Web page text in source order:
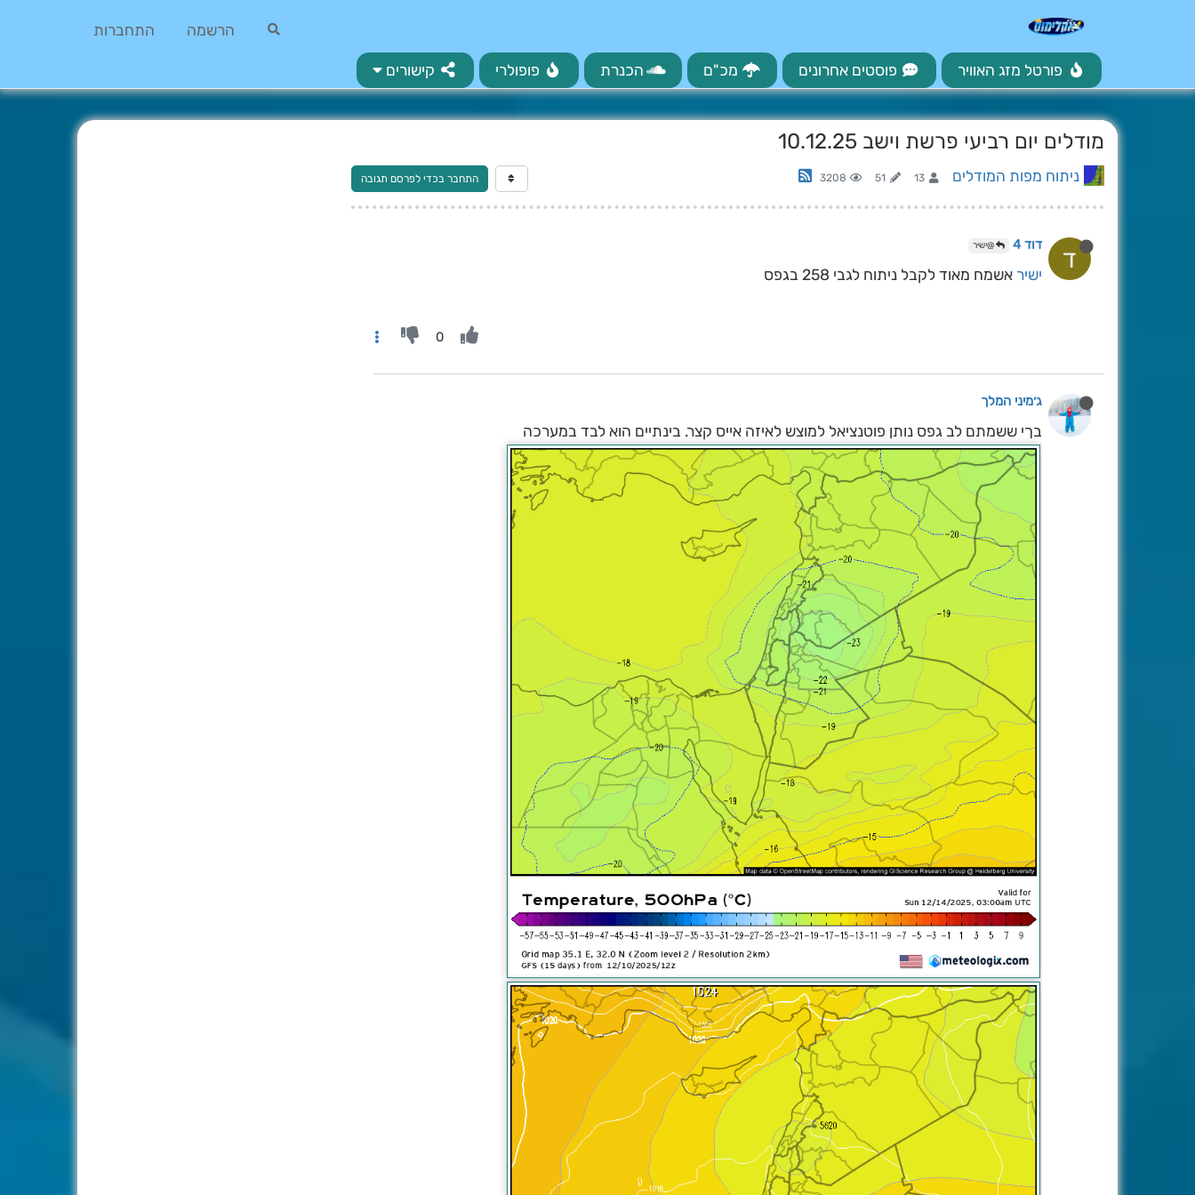
הרשמה התחברות
פורטל מזג האוויר פוסטים אחרונים מכ"ם הכנרת פופולרי קישורים
מודלים יום רביעי פרשת וישב 10.12.25
ניתוח מפות המודלים 13
51
3208 התחבר בכדי לפרסם תגובה
ד דוד 4 @ישיר
ישיר אשמח מאוד לקבל ניתוח לגבי 258 בגפס
0
ג׳מיני המלך
בךי ששמתם לב גפס נותן פוטנציאל למוצש לאיזה אייס קצר. בינתיים הוא לבד במערכה